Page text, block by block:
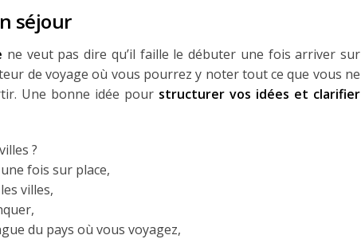
séjour
ne veut pas dire qu’il faille le débuter une fois arriver sur
de voyage où vous pourrez y noter tout ce que vous ne
Une bonne idée pour structurer vos idées et clarifier
?
fois sur place,
villes,
du pays où vous voyagez,